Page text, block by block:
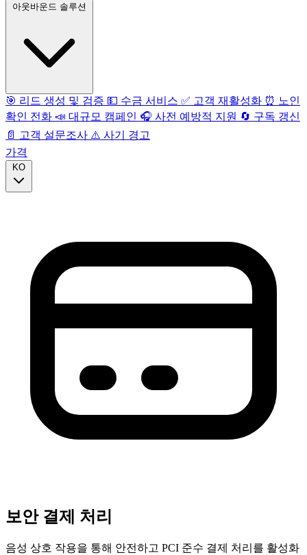
아웃바운드 솔루션
🎯 리드 생성 및 검증 💵 수금 서비스 ✅ 고객 재활성화 ⏰ 노인
확인 전화 📣 대규모 캠페인 🎧 사전 예방적 지원 🔄 구독 갱신
📄
고객 설문조사 ⚠️ 사기 경고
가격
KO
보안 결제 처리
음성 상호 작용을 통해 안전하고 PCI 준수 결제 처리를 활성화